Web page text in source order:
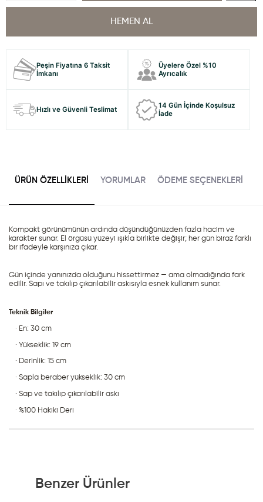
Peşin Fiyatına 6 Taksit
İmkanı
Üyelere Özel %10
Ayrıcalık
Hızlı ve Güvenli Teslimat
14 Gün İçinde Koşulsuz
İade
ÜRÜN ÖZELLIKLERI YORUMLAR ÖDEME SEÇENEKLERI
Kompakt görünümünün ardında düşündüğünüzden fazla hacim ve
karakter sunar. El örgüsü yüzeyi ışıkla birlikte değişir; her gün biraz farklı
bir ifadeyle karşınıza çıkar.
Gün içinde yanınızda olduğunu hissettirmez — ama olmadığında fark
edilir. Sapı ve takılıp çıkarılabilir askısıyla esnek kullanım sunar.
Teknik Bilgiler
· En: 30 cm
· Yükseklik: 19 cm
· Derinlik: 15 cm
· Sapla beraber yükseklik: 30 cm
· Sap ve takılıp çıkarılabilir askı
· %100 Hakiki Deri
Benzer Ürünler